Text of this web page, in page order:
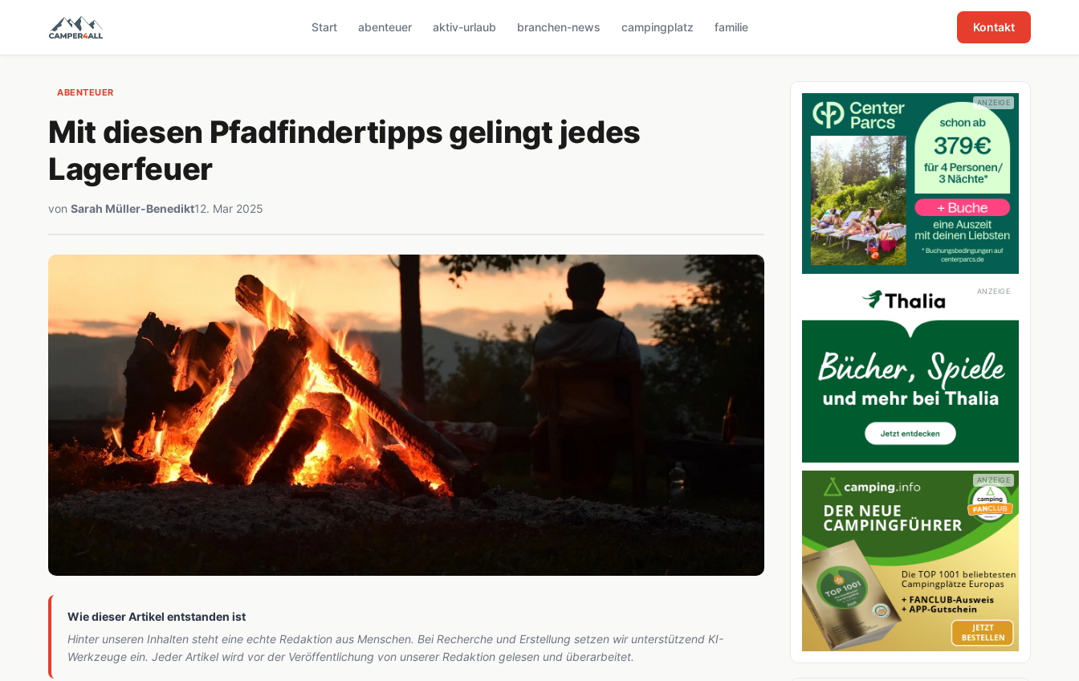
Start abenteuer aktiv-urlaub branchen-news campingplatz familie Kontakt
ABENTEUER
Mit diesen Pfadfindertipps gelingt jedes
Lagerfeuer
von Sarah Müller-Benedikt12. Mar 2025
Wie dieser Artikel entstanden ist
Hinter unseren Inhalten steht eine echte Redaktion aus Menschen. Bei Recherche und Erstellung setzen wir unterstützend KI-
Werkzeuge ein. Jeder Artikel wird vor der Veröffentlichung von unserer Redaktion gelesen und überarbeitet.